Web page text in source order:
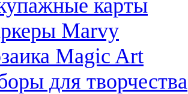
карты
Marvy
Magic Art
для творчества